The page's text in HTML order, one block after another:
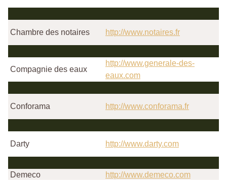
Chambre des notaires http://www.notaires.fr
Compagnie des eaux
http://www.generale-des-
eaux.com
Conforama http://www.conforama.fr
Darty http://www.darty.com
Demeco http://www.demeco.com